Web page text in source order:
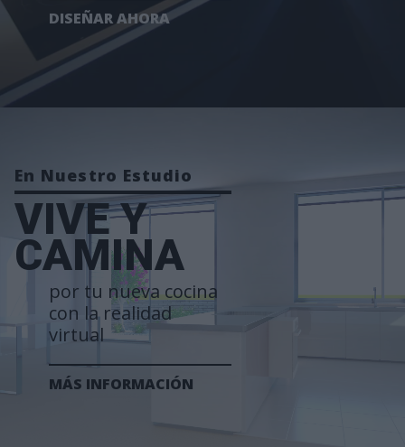
DISEÑAR AHORA
En Nuestro Estudio
VIVE Y
CAMINA
por tu nueva cocina
con la realidad
virtual
MÁS INFORMACIÓN